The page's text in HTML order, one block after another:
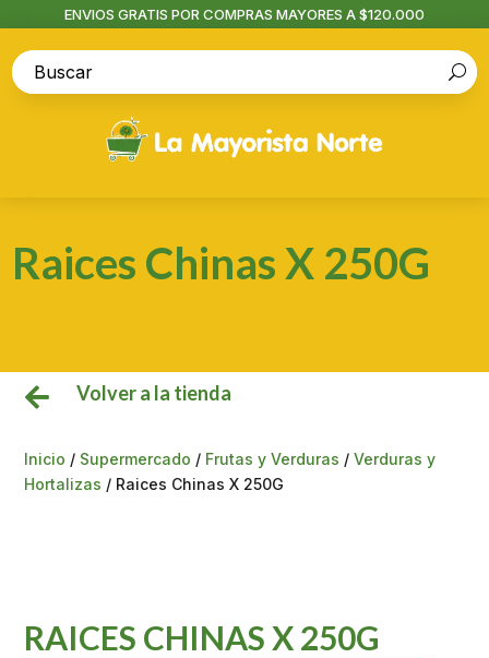
ENVIOS GRATIS POR COMPRAS MAYORES A $120.000
Raices Chinas X 250G
 Volver a la tienda
Inicio / Supermercado / Frutas y Verduras /Verduras y
Hortalizas / Raices Chinas X 250G
RAICES CHINAS X 250G